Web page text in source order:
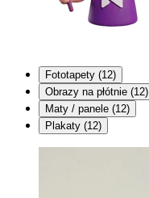
Fototapety (12)
Obrazy na płótnie (12)
Maty / panele (12)
Plakaty (12)